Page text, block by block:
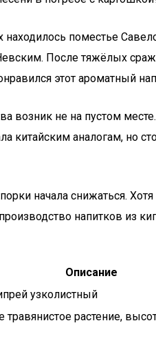
находилось поместье
После тяжёлых
этот ароматный
возник не на пустом
китайским аналогам, но
начала снижаться.
напитков из
Описание
узколистный
травянистое растение,